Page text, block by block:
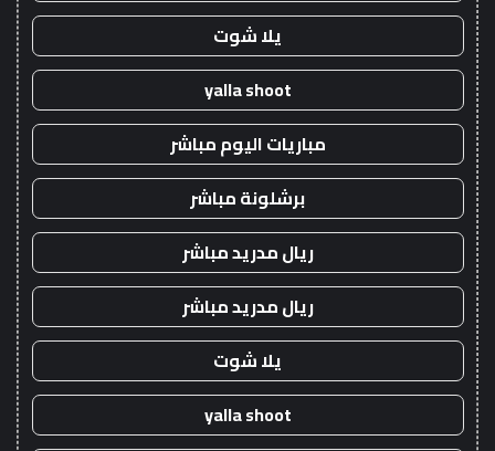
يلا شوت
yalla shoot
مباريات اليوم مباشر
برشلونة مباشر
ريال مدريد مباشر
ريال مدريد مباشر
يلا شوت
yalla shoot